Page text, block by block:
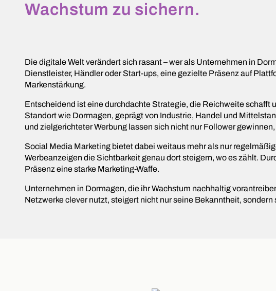
Wachstum zu sichern.
Die digitale Welt verändert sich rasant – wer als Unternehmen in
Dienstleister, Händler oder Start-ups, eine gezielte Präsenz auf
Markenstärkung.
Entscheidend ist eine durchdachte Strategie, die Reichweite schafft
Standort wie Dormagen, geprägt von Industrie, Handel und
und zielgerichteter Werbung lassen sich nicht nur Follower
Social Media Marketing bietet dabei weitaus mehr als nur
Werbeanzeigen die Sichtbarkeit genau dort steigern, wo es zählt.
Präsenz eine starke Marketing-Waffe.
Unternehmen in Dormagen, die ihr Wachstum nachhaltig
Netzwerke clever nutzt, steigert nicht nur seine Bekanntheit,